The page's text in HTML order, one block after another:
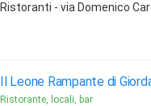
Ristoranti - via Domenico
Il Leone Rampante di
Ristorante, locali, bar